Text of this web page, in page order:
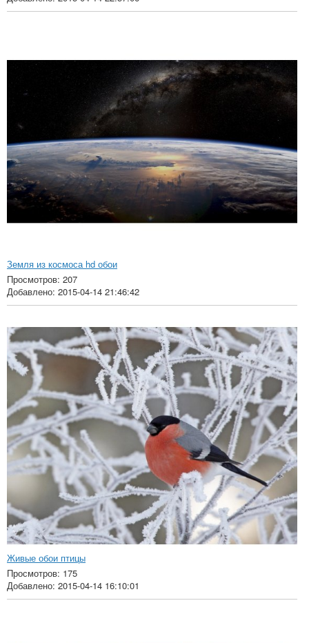
Земля из космоса hd обои
Просмотров: 207
Добавлено: 2015-04-14 21:46:42
Живые обои птицы
Просмотров: 175
Добавлено: 2015-04-14 16:10:01